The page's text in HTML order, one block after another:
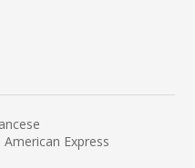
American Express